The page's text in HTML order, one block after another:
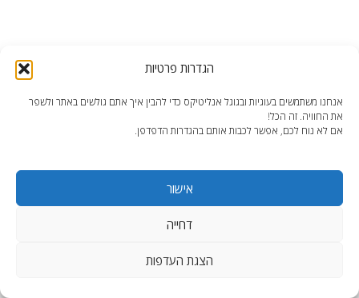
הגדרות פרטיות
אנחנו משתמשים בעוגיות ובגוגל אנליטיקס כדי להבין איך אתם גולשים באתר ולשפר
את החוויה. זה הכל!
אם לא נוח לכם, אפשר לכבות אותם בהגדרות הדפדפן.
אישור
דחייה
הצגת העדפות
end2end.co.il | תכנון ועיצוב עד הפרט האחרון.
WordPress Theme: AccessPress Lite